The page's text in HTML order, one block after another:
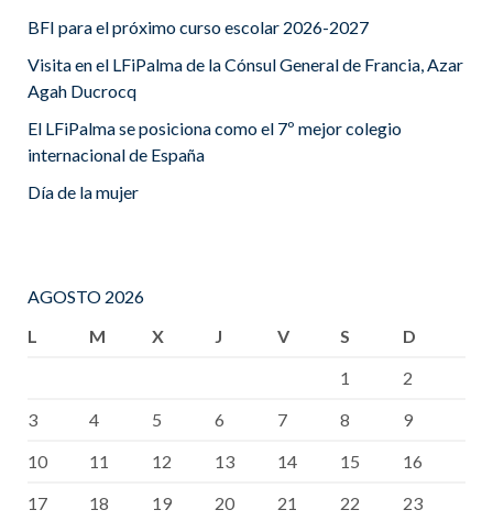
BFI para el próximo curso escolar 2026-2027
Visita en el LFiPalma de la Cónsul General de Francia, Azar
Agah Ducrocq
El LFiPalma se posiciona como el 7º mejor colegio
internacional de España
Día de la mujer
AGOSTO 2026
L
M X J V S
D
1
2
3
4 5 6 7 8
9
10
11 12 13 14 15
16
17
18 19 20 21 22 23